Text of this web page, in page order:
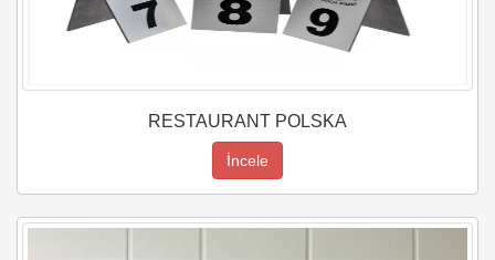
RESTAURANT POLSKA
İncele